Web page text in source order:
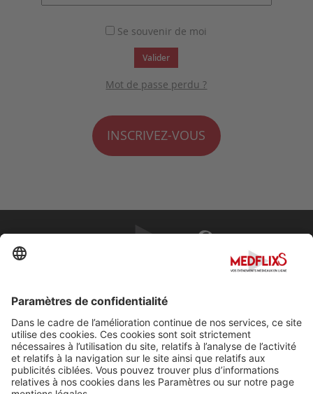
Se souvenir de moi
Valider
Mot de passe perdu ?
INSCRIVEZ-VOUS
À propos de MedflixS®
Aide
Contact
Mentions légales